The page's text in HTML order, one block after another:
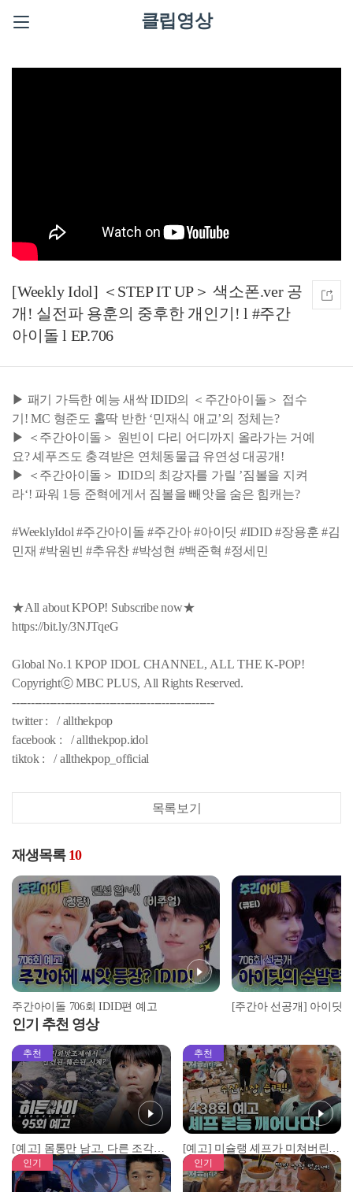
클립영상
[Weekly Idol] ＜STEP IT UP＞ 색소폰.ver 공
개! 실전파 용훈의 중후한 개인기! l #주간
아이돌 l EP.706
▶ 패기 가득한 예능 새싹 IDID의 ＜주간아이돌＞ 접수
기! MC 형준도 홀딱 반한 ‘민재식 애교’의 정체는?
▶ ＜주간아이돌＞ 원빈이 다리 어디까지 올라가는 거예
요? 셰푸즈도 충격받은 연체동물급 유연성 대공개!
▶ ＜주간아이돌＞ IDID의 최강자를 가릴 ’짐볼을 지켜
라‘! 파워 1등 준혁에게서 짐볼을 빼앗을 숨은 힘캐는?
#WeeklyIdol #주간아이돌 #주간아 #아이딧 #IDID #장용훈 #김
민재 #박원빈 #추유찬 #박성현 #백준혁 #정세민
★All about KPOP! Subscribe now★
https://bit.ly/3NJTqeG
Global No.1 KPOP IDOL CHANNEL, ALL THE K-POP!
Copyrightⓒ MBC PLUS, All Rights Reserved.
------------------------------------------------------
twitter : / allthekpop
facebook : / allthekpop.idol
tiktok : / allthekpop_official
목록보기
재생목록 10
주간아이돌 706회 IDID편 예고
인기 추천 영상
추천
[예고] 몸통만 남고, 다른 조각은 어디에..? 시화호에서 드러난 충격적인 토막 살인사건!
추천
[예고] 미슐랭 셰프가 미쳐버린 이유! 본능이 깨어난 사건은?
인기 인기